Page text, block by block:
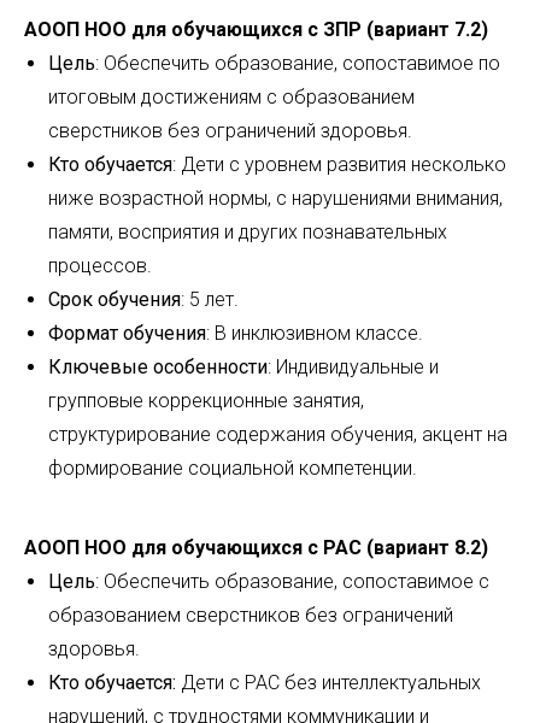
АООП НОО для обучающихся с ЗПР (вариант 7.2)
Цель: Обеспечить образование, сопоставимое по
итоговым достижениям с образованием
сверстников без ограничений здоровья.
Кто обучается: Дети с уровнем развития несколько
ниже возрастной нормы, с нарушениями внимания,
памяти, восприятия и других познавательных
процессов.
Срок обучения: 5 лет.
Формат обучения: В инклюзивном классе.
Ключевые особенности: Индивидуальные и
групповые коррекционные занятия,
структурирование содержания обучения, акцент на
формирование социальной компетенции.
АООП НОО для обучающихся с РАС (вариант 8.2)
Цель: Обеспечить образование, сопоставимое с
образованием сверстников без ограничений
здоровья.
Кто обучается: Дети с РАС без интеллектуальных
нарушений, с трудностями коммуникации и